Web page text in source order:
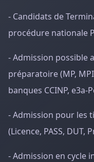
- Candidats de
procédure nationale
- Admission possible
préparatoire (MP,
banques CCINP, e3a-
- Admission pour les
(Licence, PASS, DUT,
- Admission en cycle